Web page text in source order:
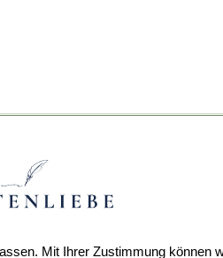
Mit Ihrer Zustimmung können